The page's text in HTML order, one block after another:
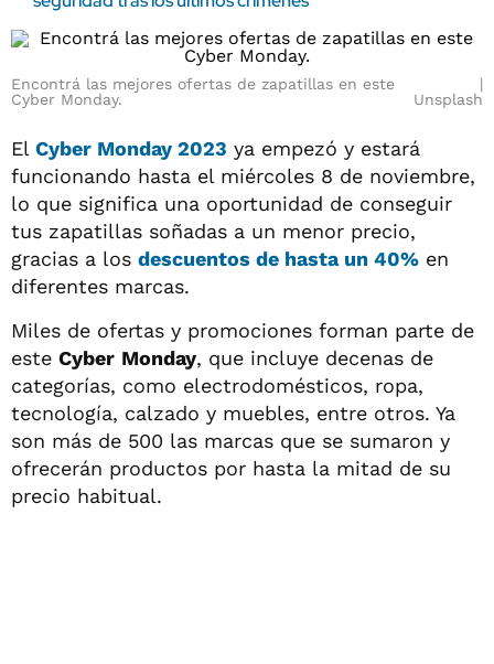
Encontrá las mejores ofertas de zapatillas en este
Cyber Monday.
Unsplash
El Cyber Monday 2023 ya empezó y estará
funcionando hasta el miércoles 8 de noviembre,
lo que significa una oportunidad de conseguir
tus zapatillas soñadas a un menor precio,
gracias a los descuentos de hasta un 40% en
diferentes marcas.
Miles de ofertas y promociones forman parte de
este Cyber Monday, que incluye decenas de
categorías, como electrodomésticos, ropa,
tecnología, calzado y muebles, entre otros. Ya
son más de 500 las marcas que se sumaron y
ofrecerán productos por hasta la mitad de su
precio habitual.